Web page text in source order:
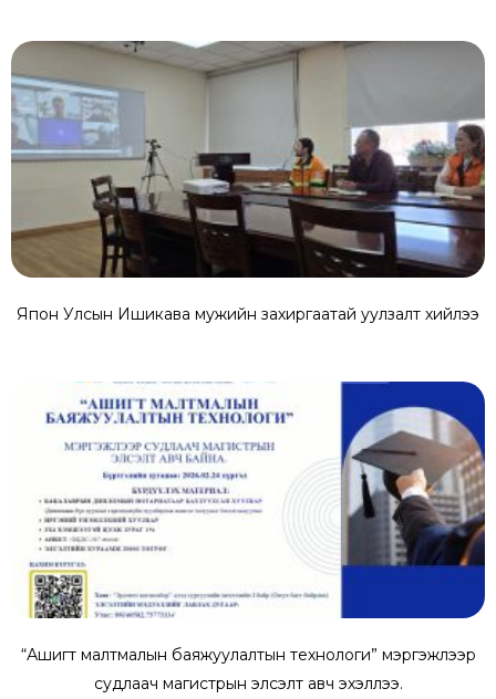
Япон Улсын Ишикава мужийн захиргаатай уулзалт хийлээ
“Ашигт малтмалын баяжуулалтын технологи” мэргэжлээр
судлаач магистрын элсэлт авч эхэллээ.